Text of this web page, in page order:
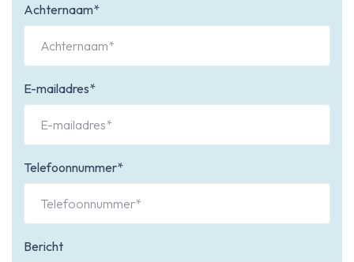
Achternaam*
E-mailadres*
Telefoonnummer*
Bericht